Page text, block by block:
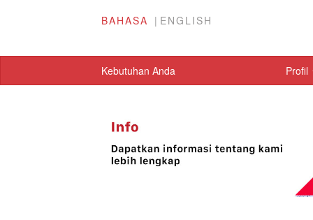
BAHASA ENGLISH
Kebutuhan Anda Profil